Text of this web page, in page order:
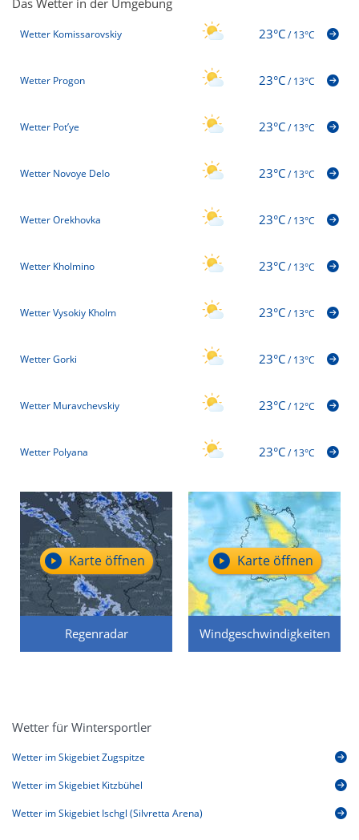
Wetter Komissarovskiy 23°C/13°C
Wetter Progon 23°C/13°C
Wetter Pot’ye 23°C/13°C
Wetter Novoye Delo 23°C/13°C
Wetter Orekhovka 23°C/13°C
Wetter Kholmino 23°C/13°C
Wetter Vysokiy Kholm 23°C/13°C
Wetter Gorki 23°C/13°C
Wetter Muravchevskiy 23°C/12°C
Wetter Polyana 23°C/13°C
Regenradar
Karte öffnen
Windgeschwindigkeiten
Karte öffnen
Wetter für Wintersportler
Wetter im Skigebiet Zugspitze
Wetter im Skigebiet Kitzbühel
Wetter im Skigebiet Ischgl (Silvretta Arena)